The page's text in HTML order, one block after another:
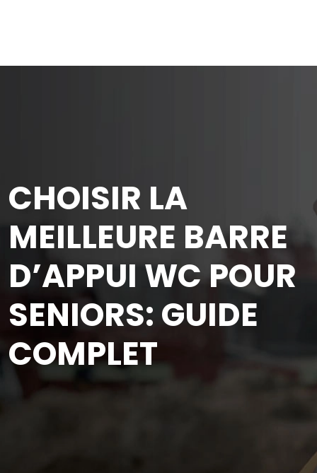
CHOISIR LA
MEILLEURE BARRE
D’APPUI WC POUR
SENIORS: GUIDE
COMPLET